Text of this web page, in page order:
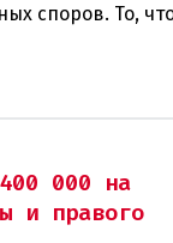
споров. То,
000 на
и правого